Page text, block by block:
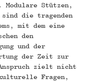
Modulare Stützen,
die tragenden
mit dem eine
den
und der
der Zeit zur
zielt nicht
Fragen,